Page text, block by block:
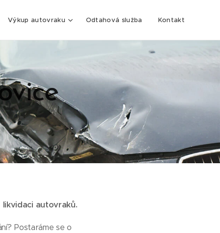
Výkup autovraku Odtahová služba Kontakt
likvidaci autovraků.
Postaráme se o